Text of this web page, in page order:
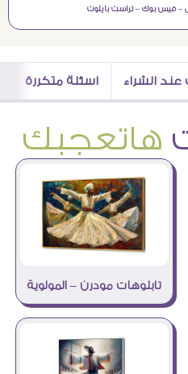
–فيس بوك –تراست بايلوت
الشراء اسئلة متكررة
هاتعجبك
تابلوهات مودرن – المولوية